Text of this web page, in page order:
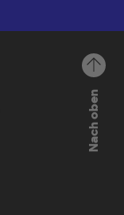
Nach oben